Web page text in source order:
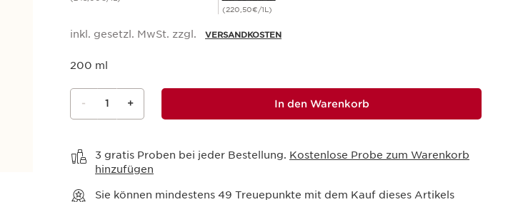
(220,50€/1L)
inkl. gesetzl. MwSt. zzgl. VERSANDKOSTEN
200 ml
- 1 + In den Warenkorb
3 gratis Proben bei jeder Bestellung. Kostenlose Probe zum Warenkorb
hinzufügen
Sie können mindestens 49 Treuepunkte mit dem Kauf dieses Artikels